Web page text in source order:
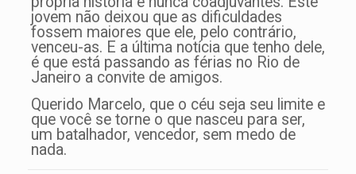
jovem não deixou que as dificuldades
fossem maiores que ele, pelo contrário,
venceu-as. E a última notícia que tenho dele,
é que está passando as férias no Rio de
Janeiro a convite de amigos.
Querido Marcelo, que o céu seja seu limite e
que você se torne o que nasceu para ser,
um batalhador, vencedor, sem medo de
nada.